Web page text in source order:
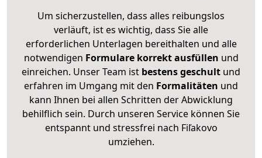
Um sicherzustellen, dass alles reibungslos
verläuft, ist es wichtig, dass Sie alle
erforderlichen Unterlagen bereithalten und alle
notwendigen Formulare korrekt ausfüllen und
einreichen. Unser Team ist bestens geschult und
erfahren im Umgang mit den Formalitäten und
kann Ihnen bei allen Schritten der Abwicklung
behilflich sein. Durch unseren Service können Sie
entspannt und stressfrei nach Fiľakovo
umziehen.